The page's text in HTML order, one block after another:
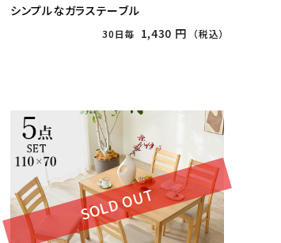
シンプルなガラステーブル
30日毎 1,430 円 （税込）
SOLD OUT